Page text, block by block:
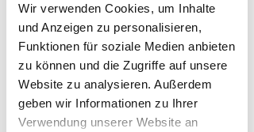
Wir verwenden Cookies, um Inhalte
und Anzeigen zu personalisieren,
Funktionen für soziale Medien anbieten
zu können und die Zugriffe auf unsere
Website zu analysieren. Außerdem
geben wir Informationen zu Ihrer
Verwendung unserer Website an
Begründung nötig.
In der Praxis ist genau das aber
entscheidend.
👉 Ohne Einordnung bleibt Frustration
– und oft ein negativer Eindruck vom
Unternehmen.